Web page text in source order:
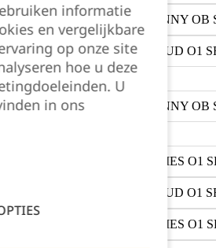
informatie
en vergelijkbare
op onze site
hoe u deze
U
in ons